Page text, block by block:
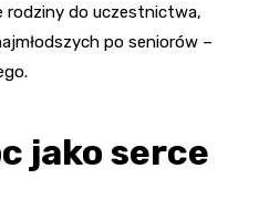
rodziny do uczestnictwa,
po seniorów –
jako serce